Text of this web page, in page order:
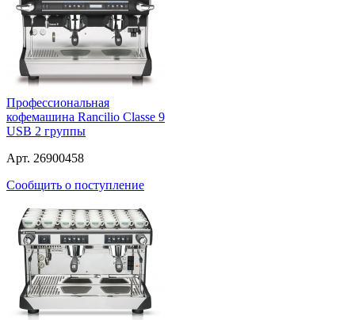
Профессиональная
кофемашина Rancilio Classe 9
USB 2 группы
Арт. 26900458
Сообщить о поступление